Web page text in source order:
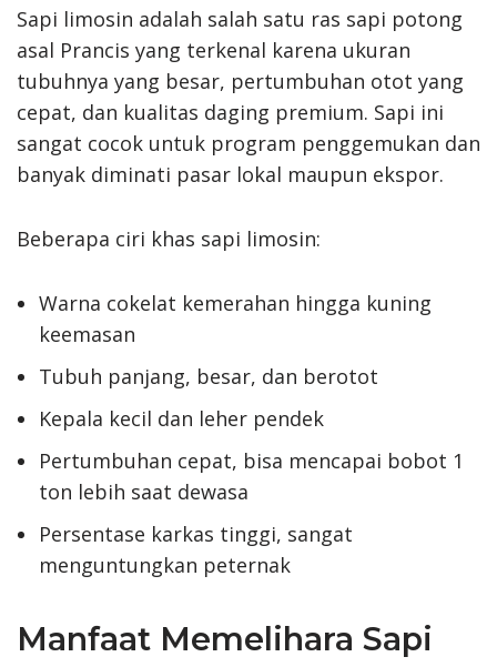
Sapi limosin adalah salah satu ras sapi potong
asal Prancis yang terkenal karena ukuran
tubuhnya yang besar, pertumbuhan otot yang
cepat, dan kualitas daging premium. Sapi ini
sangat cocok untuk program penggemukan dan
banyak diminati pasar lokal maupun ekspor.
Beberapa ciri khas sapi limosin:
Warna cokelat kemerahan hingga kuning
keemasan
Tubuh panjang, besar, dan berotot
Kepala kecil dan leher pendek
Pertumbuhan cepat, bisa mencapai bobot 1
ton lebih saat dewasa
Persentase karkas tinggi, sangat
menguntungkan peternak
Manfaat Memelihara Sapi